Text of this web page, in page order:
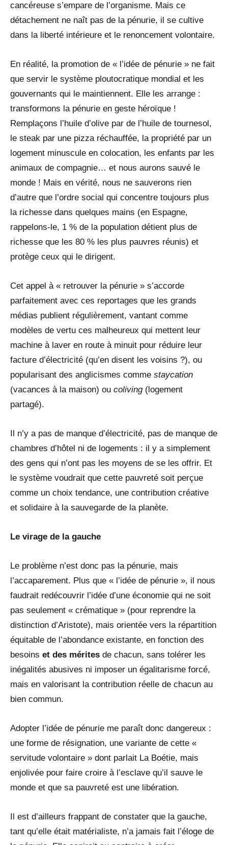
cancéreuse s’empare de l’organisme. Mais ce
détachement ne naît pas de la pénurie, il se cultive
dans la liberté intérieure et le renoncement volontaire.
En réalité, la promotion de « l’idée de pénurie » ne fait
que servir le système ploutocratique mondial et les
gouvernants qui le maintiennent. Elle les arrange :
transformons la pénurie en geste héroïque !
Remplaçons l’huile d’olive par de l’huile de tournesol,
le steak par une pizza réchauffée, la propriété par un
logement minuscule en colocation, les enfants par les
animaux de compagnie… et nous aurons sauvé le
monde ! Mais en vérité, nous ne sauverons rien
d’autre que l’ordre social qui concentre toujours plus
la richesse dans quelques mains (en Espagne,
rappelons-le, 1 % de la population détient plus de
richesse que les 80 % les plus pauvres réunis) et
protège ceux qui le dirigent.
Cet appel à « retrouver la pénurie » s’accorde
parfaitement avec ces reportages que les grands
médias publient régulièrement, vantant comme
modèles de vertu ces malheureux qui mettent leur
machine à laver en route à minuit pour réduire leur
facture d’électricité (qu’en disent les voisins ?), ou
popularisant des anglicismes comme staycation
(vacances à la maison) ou coliving(logement
partagé).
Il n’y a pas de manque d’électricité, pas de manque de
chambres d’hôtel ni de logements : il y a simplement
des gens qui n’ont pas les moyens de se les offrir. Et
le système voudrait que cette pauvreté soit perçue
comme un choix tendance, une contribution créative
et solidaire à la sauvegarde de la planète.
Le virage de la gauche
Le problème n’est donc pas la pénurie, mais
l’accaparement. Plus que « l’idée de pénurie », il nous
faudrait redécouvrir l’idée d’une économie qui ne soit
pas seulement « crématique » (pour reprendre la
distinction d’Aristote), mais orientée vers la répartition
équitable de l’abondance existante, en fonction des
besoins et des mérites de chacun, sans tolérer les
inégalités abusives ni imposer un égalitarisme forcé,
mais en valorisant la contribution réelle de chacun au
bien commun.
Adopter l’idée de pénurie me paraît donc dangereux :
une forme de résignation, une variante de cette «
servitude volontaire » dont parlait La Boétie, mais
enjolivée pour faire croire à l’esclave qu’il sauve le
monde et que sa pauvreté est une libération.
Il est d’ailleurs frappant de constater que la gauche,
tant qu’elle était matérialiste, n’a jamais fait l’éloge de